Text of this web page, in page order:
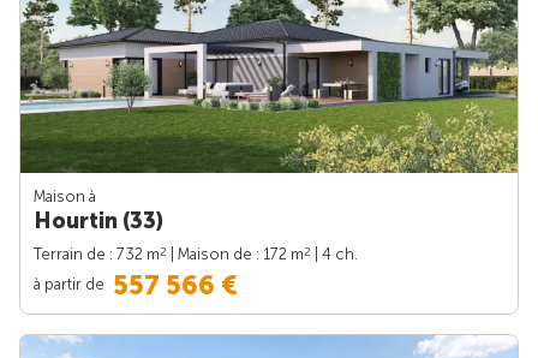
Maison à
Hourtin (33)
Terrain de : 732 m2 | Maison de : 172 m2
| 4 ch.
à partir de 557 566 €